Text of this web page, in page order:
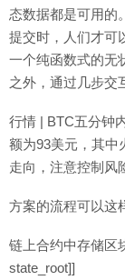
态数据都是可用的
提交时，人们才可
一个纯函数式的无
之外，通过几步交
行情 | BTC五分钟
额为93美元，其中
走向，注意控制风
方案的流程可以这
链上合约中存储区
state_root]]